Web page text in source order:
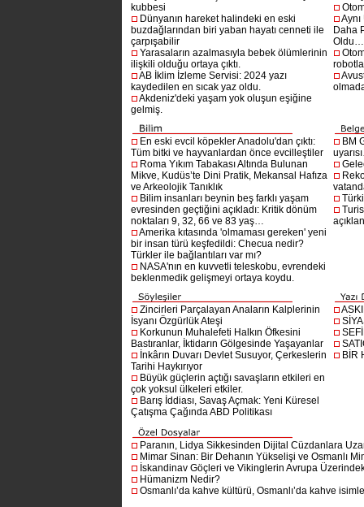
kubbesi
Dünyanın hareket halindeki en eski
buzdağlarından biri yaban hayatı cenneti ile
çarpışabilir
Yarasaların azalmasıyla bebek ölümlerinin
ilişkili olduğu ortaya çıktı.
AB İklim İzleme Servisi: 2024 yazı
kaydedilen en sıcak yaz oldu.
Akdeniz'deki yaşam yok oluşun eşiğine
gelmiş.
Daha
Oldu…
En eski evcil köpekler Anadolu'dan çıktı:
Tüm bitki ve hayvanlardan önce evcilleştiler
Roma Yıkım Tabakası Altında Bulunan
Mikve, Kudüs’te Dini Pratik, Mekansal Hafıza
ve Arkeolojik Tanıklık
Bilim insanları beynin beş farklı yaşam
evresinden geçtiğini açıkladı: Kritik dönüm
noktaları 9, 32, 66 ve 83 yaş…
Amerika kıtasında 'olmaması gereken' yeni
bir insan türü keşfedildi: Checua nedir?
Türkler ile bağlantıları var mı?
NASA'nın en kuvvetli teleskobu, evrendeki
beklenmedik gelişmeyi ortaya koydu.
BM
Zincirleri Parçalayan Anaların Kalplerinin
İsyanı Özgürlük Ateşi
Korkunun Muhalefeti Halkın Öfkesini
Bastıranlar, İktidarın Gölgesinde Yaşayanlar
İnkârın Duvarı Devlet Susuyor, Çerkeslerin
Tarihi Haykırıyor
Büyük güçlerin açtığı savaşların etkileri en
çok yoksul ülkeleri etkiler.
Barış İddiası, Savaş Açmak: Yeni Küresel
Çatışma Çağında ABD Politikası
BİR
Paranın, Lidya Sikkesinden Dijital Cüzdanlara
Mimar Sinan: Bir Dehanın Yükselişi ve Osmanlı
İskandinav Göçleri ve Vikinglerin Avrupa
Hümanizm Nedir?
Osmanlı’da kahve kültürü, Osmanlı’da kahve